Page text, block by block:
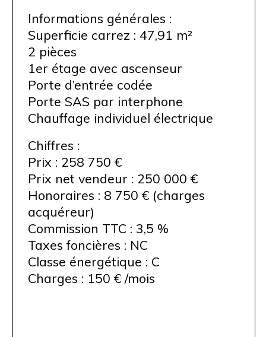
Informations générales :
Superficie carrez : 47,91 m²
2 pièces
1er étage avec ascenseur
Porte d’entrée codée
Porte SAS par interphone
Chauffage individuel électrique
Chiffres :
Prix : 258 750 €
Prix net vendeur : 250 000 €
Honoraires : 8 750 € (charges
acquéreur)
Commission TTC : 3,5 %
Taxes foncières : NC
Classe énergétique : C
Charges : 150 € /mois